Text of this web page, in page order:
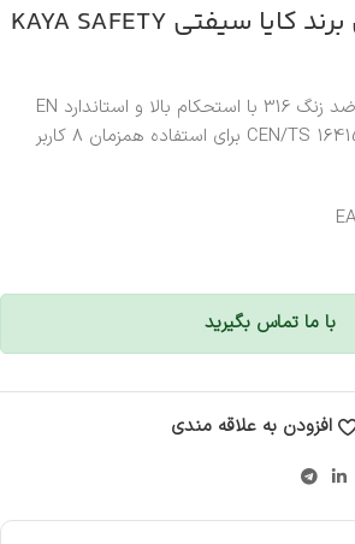
قطعات لایف لاین برند کایا سیفتی KAYA SAFETY
این قطعه از جنس فولاد ضد زنگ 316 با استحکام بالا و استاندارد EN
795 C: 2012 و CEN/TS 16415 C: 2013 برای استفاده همزمان 8 کاربر
با ما تماس بگیرید
افزودن به علاقه مندی